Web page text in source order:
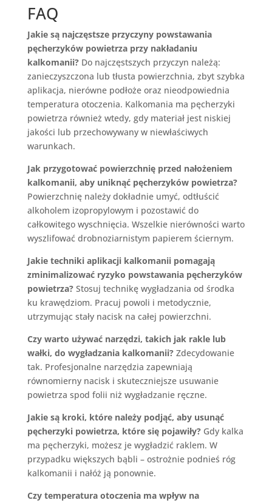
FAQ
Jakie są najczęstsze przyczyny powstawania
pęcherzyków powietrza przy nakładaniu
kalkomanii?Do najczęstszych przyczyn należą:
zanieczyszczona lub tłusta powierzchnia, zbyt szybka
aplikacja, nierówne podłoże oraz nieodpowiednia
temperatura otoczenia. Kalkomania ma pęcherzyki
powietrza również wtedy, gdy materiał jest niskiej
jakości lub przechowywany w niewłaściwych
warunkach.
Jak przygotować powierzchnię przed nałożeniem
kalkomanii, aby uniknąć pęcherzyków powietrza?
Powierzchnię należy dokładnie umyć, odtłuścić
alkoholem izopropylowym i pozostawić do
całkowitego wyschnięcia. Wszelkie nierówności warto
wyszlifować drobnoziarnistym papierem ściernym.
Jakie techniki aplikacji kalkomanii pomagają
zminimalizować ryzyko powstawania pęcherzyków
powietrza?Stosuj technikę wygładzania od środka
ku krawędziom. Pracuj powoli i metodycznie,
utrzymując stały nacisk na całej powierzchni.
Czy warto używać narzędzi, takich jak rakle lub
wałki, do wygładzania kalkomanii? Zdecydowanie
tak. Profesjonalne narzędzia zapewniają
równomierny nacisk i skuteczniejsze usuwanie
powietrza spod folii niż wygładzanie ręczne.
Jakie są kroki, które należy podjąć, aby usunąć
pęcherzyki powietrza, które się pojawiły?Gdy kalka
ma pęcherzyki, możesz je wygładzić raklem. W
przypadku większych bąbli – ostrożnie podnieś róg
kalkomanii i nałóż ją ponownie.
Czy temperatura otoczenia ma wpływ na